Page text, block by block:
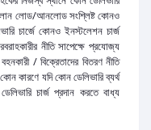
চালান লোড/আনলোড সংশ্লিষ্ট কোনও
চার্জে কোনও ইনস্টলেশন চার্জ
নীতি সাপেক্ষে প্রযোজ্য
/ বিক্রেতাদের বিতরণ নীতি
কারণে যদি কোন ডেলিভারি ব্যর্থ
চার্জ প্রদান করতে বাধ্য